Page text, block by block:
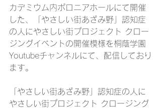
カデミウム内ポロニアホールにて開催
した、「やさしい街あざみ野」認知症
の人にやさしい街プロジェクト クロー
ジングイベントの開催模様を桐蔭学園
Youtubeチャンネルにて、配信しており
ます。
「やさしい街あざみ野」認知症の人に
やさしい街プロジェクト クロージング